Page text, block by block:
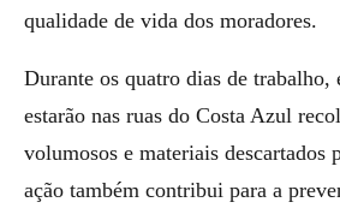
qualidade de vida dos moradores.
Durante os quatro dias de trabalho,
estarão nas ruas do Costa Azul
volumosos e materiais descartados
ação também contribui para a